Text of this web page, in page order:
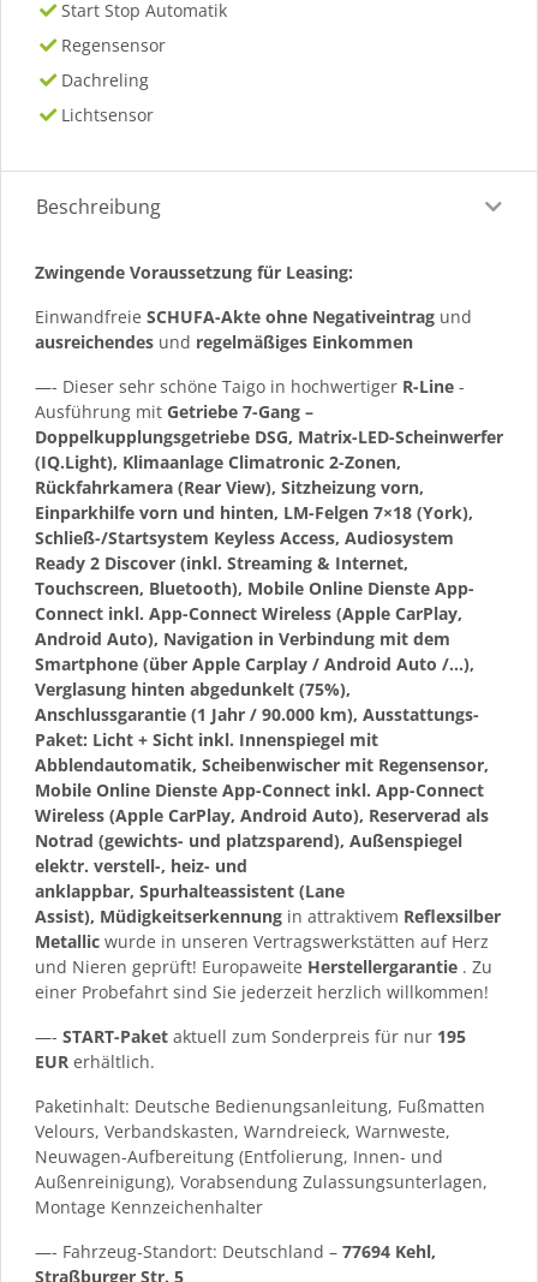
Start Stop Automatik
Regensensor
Dachreling
Lichtsensor
Beschreibung
Zwingende Voraussetzung für Leasing:
Einwandfreie SCHUFA-Akte ohne Negativeintrag und
ausreichendes und regelmäßiges Einkommen
—- Dieser sehr schöne Taigo in hochwertiger R-Line -
Ausführung mit Getriebe 7-Gang –
Doppelkupplungsgetriebe DSG, Matrix-LED-Scheinwerfer
(IQ.Light), Klimaanlage Climatronic 2-Zonen,
Rückfahrkamera (Rear View), Sitzheizung vorn,
Einparkhilfe vorn und hinten, LM-Felgen 7×18 (York),
Schließ-/Startsystem Keyless Access, Audiosystem
Ready 2 Discover (inkl. Streaming & Internet,
Touchscreen, Bluetooth), Mobile Online Dienste App-
Connect inkl. App-Connect Wireless (Apple CarPlay,
Android Auto), Navigation in Verbindung mit dem
Smartphone (über Apple Carplay / Android Auto /…),
Verglasung hinten abgedunkelt (75%),
Anschlussgarantie (1 Jahr / 90.000 km), Ausstattungs-
Paket: Licht + Sicht inkl. Innenspiegel mit
Abblendautomatik, Scheibenwischer mit Regensensor,
Mobile Online Dienste App-Connect inkl. App-Connect
Wireless (Apple CarPlay, Android Auto), Reserverad als
Notrad (gewichts- und platzsparend), Außenspiegel
elektr. verstell-, heiz- und
anklappbar, Spurhalteassistent (Lane
Assist), Müdigkeitserkennung in attraktivem Reflexsilber
Metallic wurde in unseren Vertragswerkstätten auf Herz
und Nieren geprüft! Europaweite Herstellergarantie . Zu
einer Probefahrt sind Sie jederzeit herzlich willkommen!
—- START-Paket aktuell zum Sonderpreis für nur 195
EUR erhältlich.
Paketinhalt: Deutsche Bedienungsanleitung, Fußmatten
Velours, Verbandskasten, Warndreieck, Warnweste,
Neuwagen-Aufbereitung (Entfolierung, Innen- und
Außenreinigung), Vorabsendung Zulassungsunterlagen,
Montage Kennzeichenhalter
—- Fahrzeug-Standort: Deutschland – 77694 Kehl,
Straßburger Str. 5